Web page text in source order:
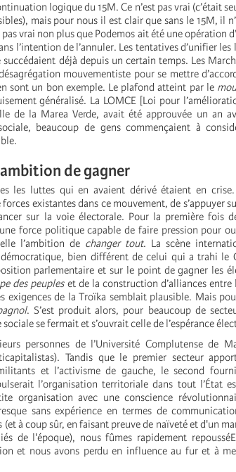
logique du 15M. Ce n’est pas vrai (c’était
mais pour nous il est clair que sans le 15M, il
vrai non plus que Podemos ait été une opération
l’intention de l’annuler. Les tentatives d’unifier les
déjà depuis un certain temps. Les
mouvementiste pour se mettre
sont un bon exemple. Le plafond atteint par le
généralisé. La LOMCE [Loi pour
de la Marea Verde, avait été approuvée un an
beaucoup de gens commençaient à
de gagner
les luttes qui en avaient dérivé étaient en
existantes dans ce mouvement, de s’appuyer
sur la voie électorale. Pour la première fois
force politique capable de faire pression pour
l’ambition de changer tout. La scène
bien différent de celui qui a trahi le
parlementaire et sur le point de gagner les
des peupleset de la construction d’alliances entre
exigences de la Troïka semblait plausible. Mais
. S’est produit alors, pour beaucoup de
se fermait et s’ouvrait celle de l’espérance
personnes de l’Université Complutense de
Tandis que le premier secteur
et l’activisme de gauche, le second
l’organisation territoriale dans tout l’État
organisation avec une conscience
sans expérience en termes de
à coup sûr, en faisant preuve de naïveté et d'un
de l'époque), nous fûmes rapidement
et nous avons perdu en influence au fur et à